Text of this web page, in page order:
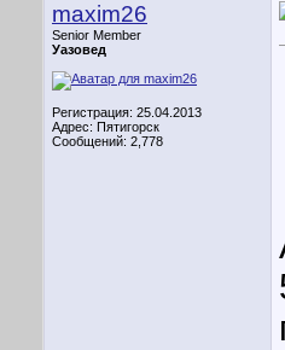
maxim26
Senior Member
Уазовед
Регистрация: 25.04.2013
Адрес: Пятигорск
Сообщений: 2,778